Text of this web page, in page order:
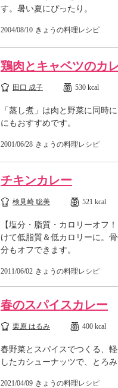
す。暑い夏にぴったり。
2004/08/10 きょうの料理レシピ
鶏肉とキャベツのカ
田口 成子 530 kcal
「蒸し煮」は肉と野菜に同時
にもおすすめです。
2001/06/28 きょうの料理レシピ
チキンカレー
検見崎 聡美 521 kcal
【塩分・脂質・カロリーオフ
けて低脂質＆低カロリーに。
分もオフできます。
2011/06/02 きょうの料理レシピ
春のスパイスカレー
栗原 はるみ 400 kcal
春野菜とスパイスでつくる、
したカシューナッツで、とろ
2021/04/09 きょうの料理レシピ